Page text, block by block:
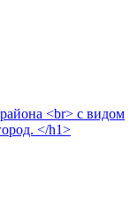
<br> с видом
</h1>